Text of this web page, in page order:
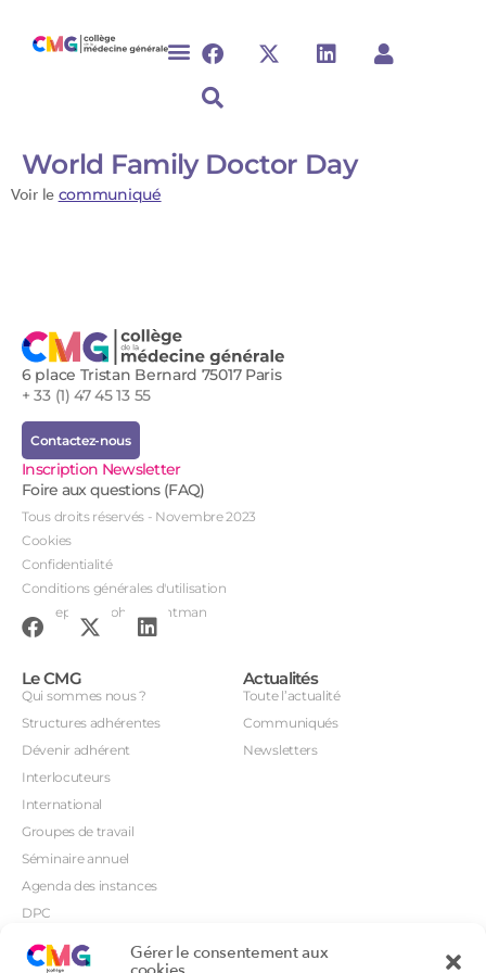
Gérer le consentement aux
World Family Doctor Day
Voir le communiqué
6 place Tristan Bernard 75017 Paris
+ 33 (1) 47 45 13 55
Contactez-nous
Inscription Newsletter
Foire aux questions (FAQ)
Tous droits réservés - Novembre 2023
Cookies
Confidentialité
Conditions générales d'utilisation
Conception : John Brightman
Le CMG
Qui sommes nous ?
Structures adhérentes
Dévenir adhérent
Interlocuteurs
International
Groupes de travail
Séminaire annuel
Agenda des instances
DPC
Orientations prioritaires
Actualités
Toute l’actualité
Communiqués
Newsletters